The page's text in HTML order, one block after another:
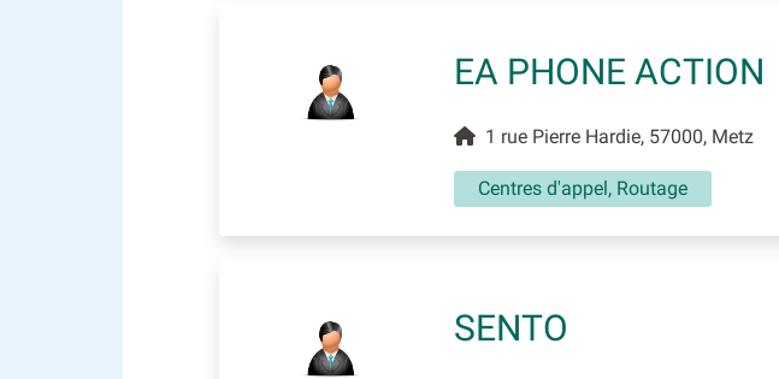
EA PHONE ACTION
1 rue Pierre Hardie, 57000, Metz
Centres d'appel, Routage
SENTO